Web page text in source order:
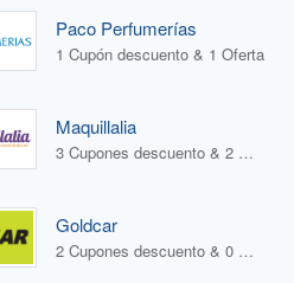
Paco Perfumerías
1 Cupón descuento & 1 Oferta
Maquillalia
3 Cupones descuento & 2 Ofertas
Goldcar
2 Cupones descuento & 0 Ofertas